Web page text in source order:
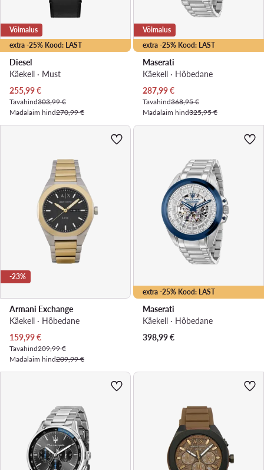
extra -25% Kood: LAST
Võimalus
Diesel
Käekell · Must
Praegune hind
255,99€
Tavahind303,99 €
Madalaim hind270,99 €
extra -25% Kood: LAST
Võimalus
Maserati
Käekell · Hõbedane
Praegune hind
287,99€
Tavahind368,95 €
Madalaim hind325,95 €
-23%
Armani Exchange
Käekell · Hõbedane
Praegune hind
159,99€
Tavahind209,99 €
Madalaim hind209,99 €
extra -25% Kood: LAST
Maserati
Käekell · Hõbedane
398,99€